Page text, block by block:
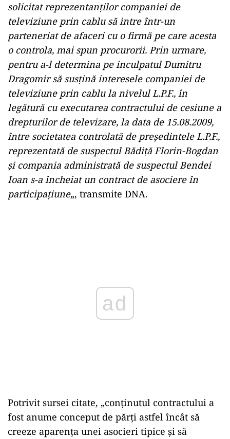
solicitat reprezentanţilor companiei de
televiziune prin cablu să intre într-un
parteneriat de afaceri cu o firmă pe care acesta
o controla, mai spun procurorii. Prin urmare,
pentru a-l determina pe inculpatul Dumitru
Dragomir să susţină interesele companiei de
televiziune prin cablu la nivelul L.P.F., în
legătură cu executarea contractului de cesiune a
drepturilor de televizare, la data de 15.08.2009,
între societatea controlată de preşedintele L.P.F.,
reprezentată de suspectul Bădiţă Florin-Bogdan
şi compania administrată de suspectul Bendei
Ioan s-a încheiat un contract de asociere în
participaţiune„, transmite DNA.
ad
Potrivit sursei citate, „conţinutul contractului a
fost anume conceput de părţi astfel încât să
creeze aparenţa unei asocieri tipice şi să